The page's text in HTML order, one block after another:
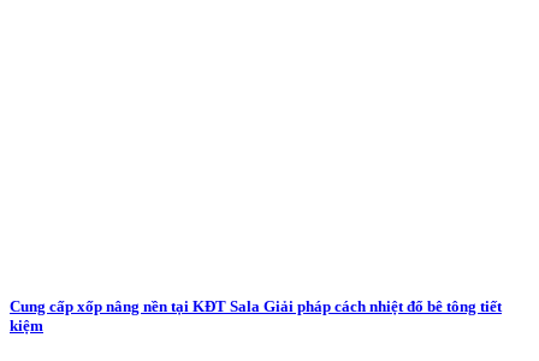
Cung cấp xốp nâng nền tại KĐT Sala Giải pháp cách nhiệt đổ bê tông tiết
kiệm